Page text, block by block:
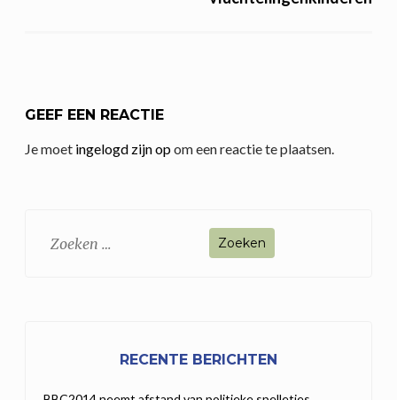
GEEF EEN REACTIE
Je moet ingelogd zijn opom een reactie te plaatsen.
Zoeken
RECENTE BERICHTEN